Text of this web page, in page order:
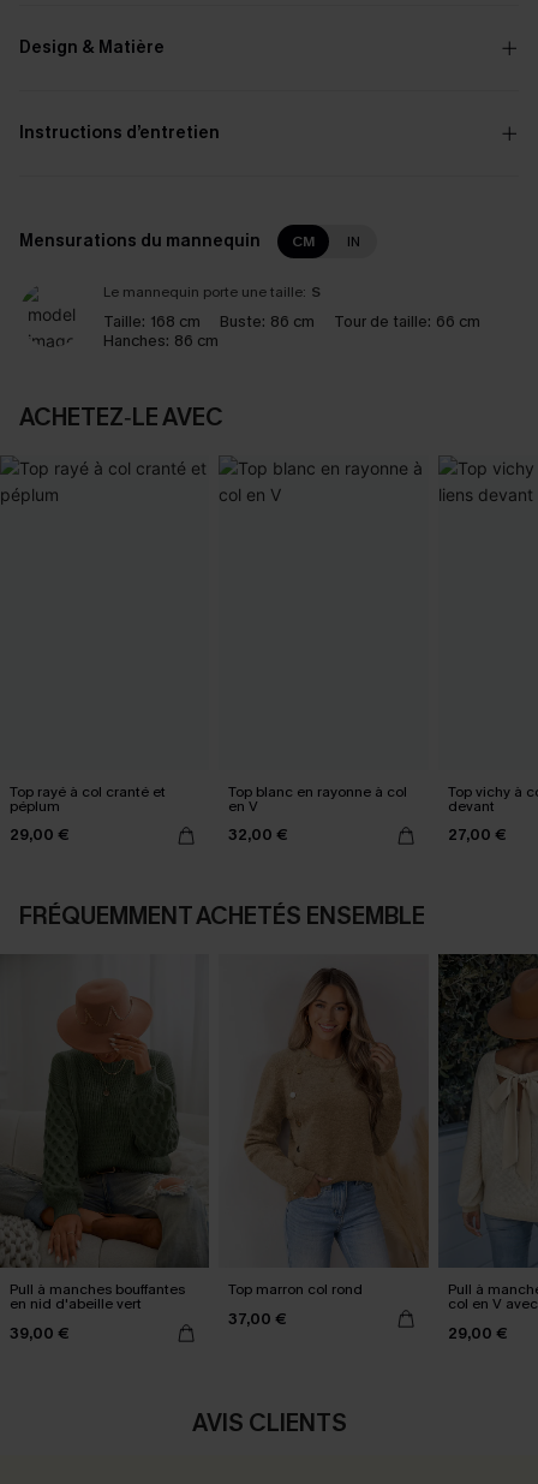
Design & Matière
Instructions d’entretien
Mensurations du mannequin CM IN
Le mannequin porte une taille: S
Taille: 168 cm Buste: 86 cm Tour de taille: 66 cm
Hanches: 86 cm
ACHETEZ‑LE AVEC
Top rayé à col cranté et
péplum
29,00 €
Top blanc en rayonne à col
en V
32,00 €
Top vichy à
devant
27,00 €
FRÉQUEMMENT ACHETÉS ENSEMBLE
Pull à manches bouffantes
en nid d'abeille vert
39,00 €
Top marron col rond
37,00 €
Pull à
col en V
29,00 €
AVIS CLIENTS